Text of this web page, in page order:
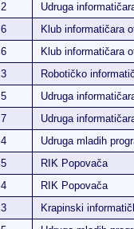
2
Udruga
6
Klub informatičara
6
Klub informatičara
3
Robotičko
5
Udruga
7
Udruga
4
Udruga mladih
5
RIK Popovača
4
RIK Popovača
3
Krapinski